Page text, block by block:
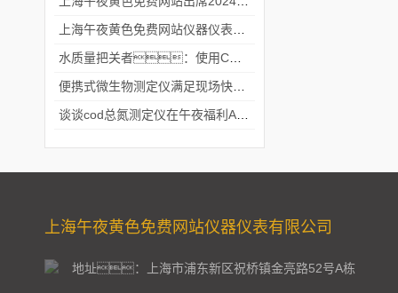
上海午夜黄色免费网站仪器仪表有限公司
地址：上海市浦东新区祝桥镇金亮路52号A栋